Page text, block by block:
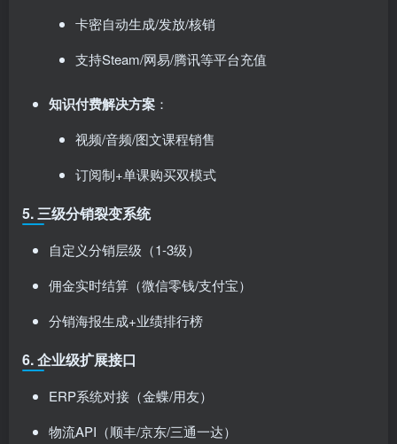
卡密自动生成/发放/核销
支持Steam/网易/腾讯等平台充值
知识付费解决方案 ：
视频/音频/图文课程销售
订阅制+单课购买双模式
5. ​三级分销裂变系统
自定义分销层级（1-3级）
佣金实时结算（微信零钱/支付宝）
分销海报生成+业绩排行榜
6. ​企业级扩展接口
ERP系统对接（金蝶/用友）
物流API（顺丰/京东/三通一达）